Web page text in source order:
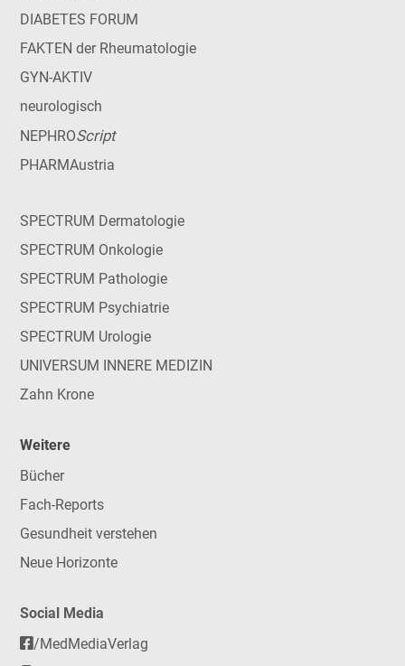
DIABETES FORUM
FAKTEN der Rheumatologie
GYN-AKTIV
neurologisch
NEPHROScript
PHARMAustria
SPECTRUM Dermatologie
SPECTRUM Onkologie
SPECTRUM Pathologie
SPECTRUM Psychiatrie
SPECTRUM Urologie
UNIVERSUM INNERE MEDIZIN
Zahn Krone
Weitere
Bücher
Fach-Reports
Gesundheit verstehen
Neue Horizonte
Social Media
/MedMediaVerlag